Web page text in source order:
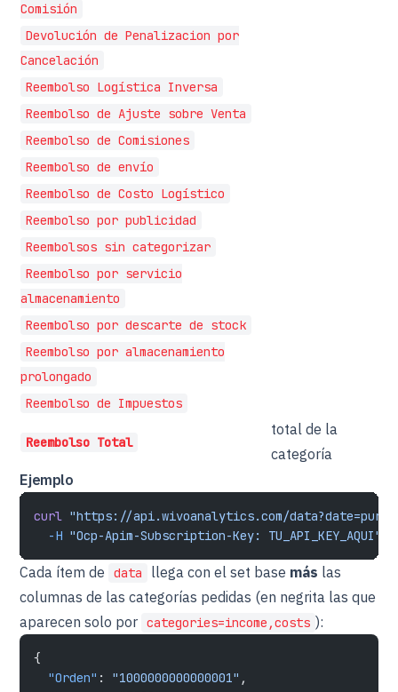
Comisión
Devolución de Penalizacion por
Cancelación
Reembolso Logística Inversa
Reembolso de Ajuste sobre Venta
Reembolso de Comisiones
Reembolso de envío
Reembolso de Costo Logístico
Reembolso por publicidad
Reembolsos sin categorizar
Reembolso por servicio
almacenamiento
Reembolso por descarte de stock
Reembolso por almacenamiento
prolongado
Reembolso de Impuestos
Reembolso Total
total de la
categoría
Ejemplo
curl "https://api.wivoanalytics.com/
  -H
"Ocp-Apim-Subscription-Key: TU_API_KEY_AQUI"
Cada ítem de data llega con el set base más las
columnas de las categorías pedidas (en negrita las que
aparecen solo por categories=income,costs ):
{
  "Orden"
: "1000000000000001" ,